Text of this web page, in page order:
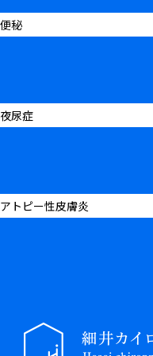
便秘
夜尿症
アトピー性皮膚炎